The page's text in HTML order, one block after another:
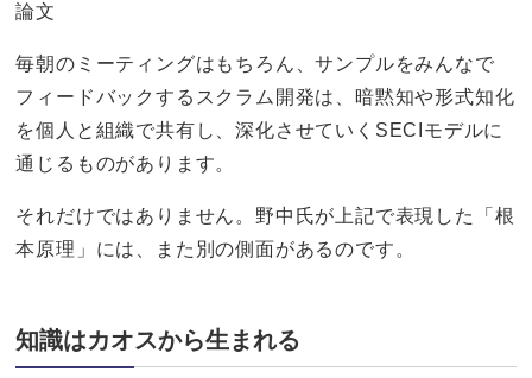
論文
毎朝のミーティングはもちろん、サンプルをみんなで
フィードバックするスクラム開発は、暗黙知や形式知化
を個人と組織で共有し、深化させていくSECIモデルに
通じるものがあります。
それだけではありません。野中氏が上記で表現した「根
本原理」には、また別の側面があるのです。
知識はカオスから生まれる